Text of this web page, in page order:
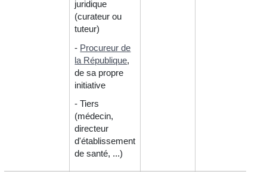
juridique
(curateur ou
tuteur)
- Procureur de
la République,
de sa propre
initiative
- Tiers
(médecin,
directeur
d'établissement
de santé, ...)